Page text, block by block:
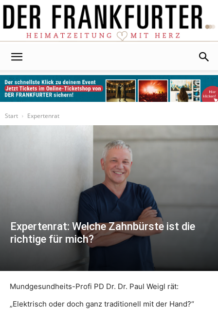
Start
Expertenrat
Expertenrat: Welche Zahnbürste ist die
richtige für mich?
Mundgesundheits-Profi PD Dr. Dr. Paul Weigl rät:
„Elektrisch oder doch ganz traditionell mit der Hand?“